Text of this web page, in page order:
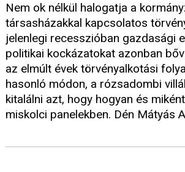
Nem ok nélkül halogatja a
társasházakkal kapcsolatos
jelenlegi recesszióban gazdasági
politikai kockázatokat azonban
az elmúlt évek törvényalkotási
hasonló módon, a rózsadombi
kitalálni azt, hogy hogyan és
miskolci panelekben. Dén Mátyás